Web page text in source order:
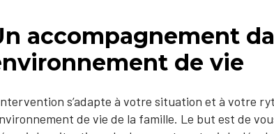
accompagnement
de vie
s’adapte à votre situation et à votre
de vie de la famille. Le but est de